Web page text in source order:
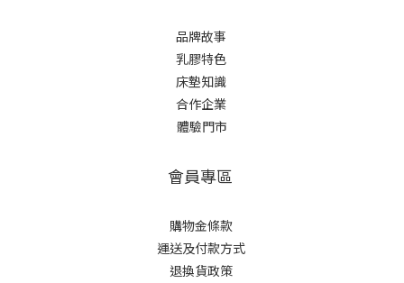
品牌故事
乳膠特色
床墊知識
合作企業
體驗門市
會員專區
購物金條款
運送及付款方式
退換貨政策